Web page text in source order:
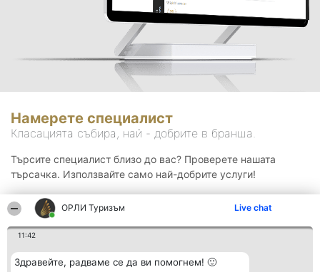
ОРЛИ Туризъм Live chat
11:42
Здравейте, радваме се да ви помогнем! 🙂
Намерете специалист
Класацията събира, най - добрите в бранша.
Търсите специалист близо до вас? Проверете нашата
търсачка. Използвайте само най-добрите услуги!